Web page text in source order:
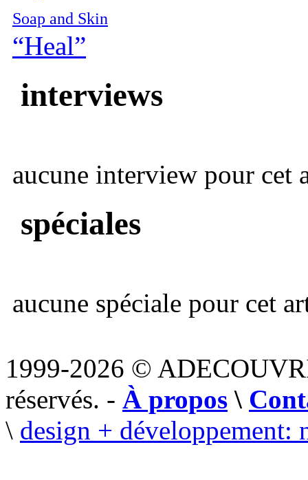
Soap and Skin
“Heal”
interviews
aucune interview pour cet
spéciales
aucune spéciale pour cet
1999-2026 ©
réservés. - À propos \
\ design + développement: